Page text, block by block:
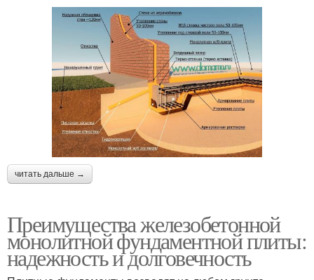
читать дальше →
Преимущества железобетонной
монолитной фундаментной плиты:
надежность и долговечность